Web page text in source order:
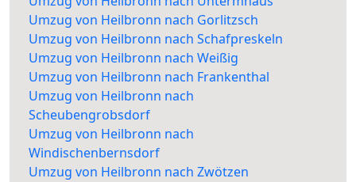
Umzug von Heilbronn nach Gorlitzsch
Umzug von Heilbronn nach Schafpreskeln
Umzug von Heilbronn nach Weißig
Umzug von Heilbronn nach Frankenthal
Umzug von Heilbronn nach
Scheubengrobsdorf
Umzug von Heilbronn nach
Windischenbernsdorf
Umzug von Heilbronn nach Zwötzen